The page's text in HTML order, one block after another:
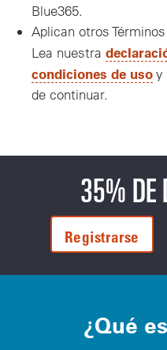
Blue365.
Aplican otros
Lea nuestra
condiciones de usoy
de continuar.
35% DE
Registrarse
¿Qué